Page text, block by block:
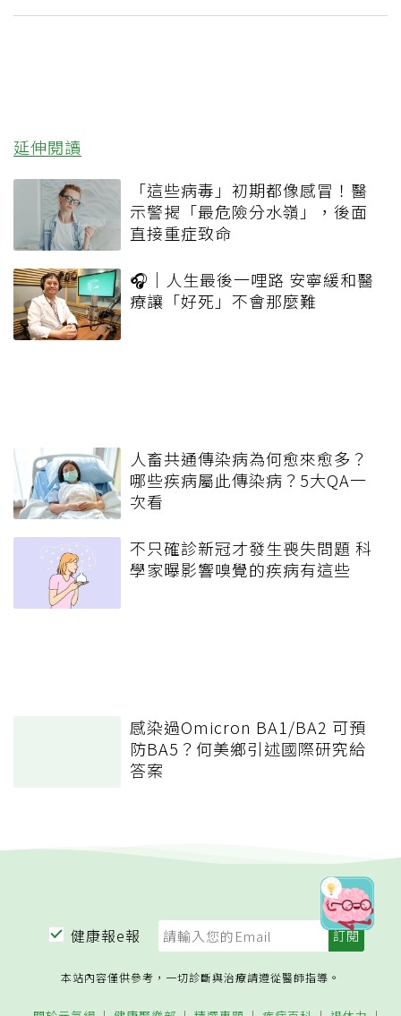
延伸閱讀
「這些病毒」初期都像感冒！醫
示警揭「最危險分水嶺」，後面
直接重症致命
🎧｜人生最後一哩路 安寧緩和醫
療讓「好死」不會那麼難
人畜共通傳染病為何愈來愈多？
哪些疾病屬此傳染病？5大QA一
次看
不只確診新冠才發生喪失問題 科
學家曝影響嗅覺的疾病有這些
感染過Omicron BA1/BA2 可預
防BA5？何美鄉引述國際研究給
答案
健康報e報
本站內容僅供參考，一切診斷與治療請遵從醫師指導。